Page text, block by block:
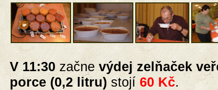
V 11:30začnevýdej zelňaček
porce(0,2 litru)stojí 60 Kč.